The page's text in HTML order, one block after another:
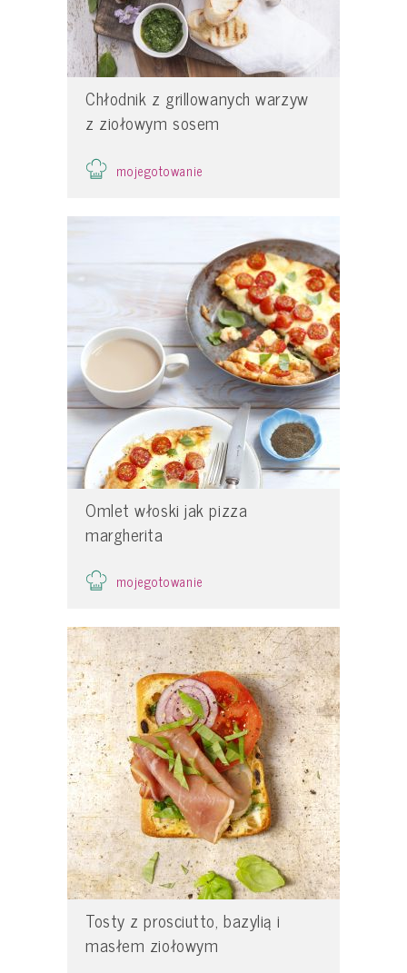
Chłodnik z grillowanych warzyw
z ziołowym sosem
mojegotowanie
Omlet włoski jak pizza
margherita
mojegotowanie
Tosty z prosciutto, bazylią i
masłem ziołowym